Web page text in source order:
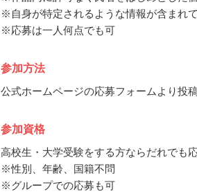
※自身が特定されるような情報が含まれ
※応募は一人何点でも可
参加方法
公式ホームページの応募フォームより投
参加資格
高校生・大学受験をする方ならだれでも
※性別、年齢、国籍不問
※グループでの応募も可